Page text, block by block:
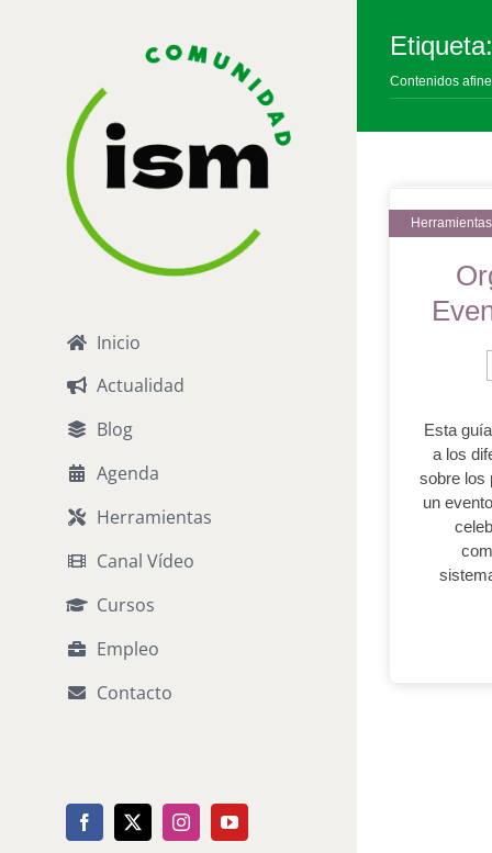
Inicio
Actualidad
Blog
Agenda
Herramientas
Canal Vídeo
Cursos
Empleo
Contacto
Facebook
X InstagramYouTube
Contenidos
Esta
a los
sobre los
un